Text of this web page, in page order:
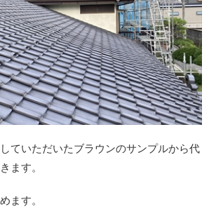
ていただいたブラウンのサンプルから代
ます。
ます。